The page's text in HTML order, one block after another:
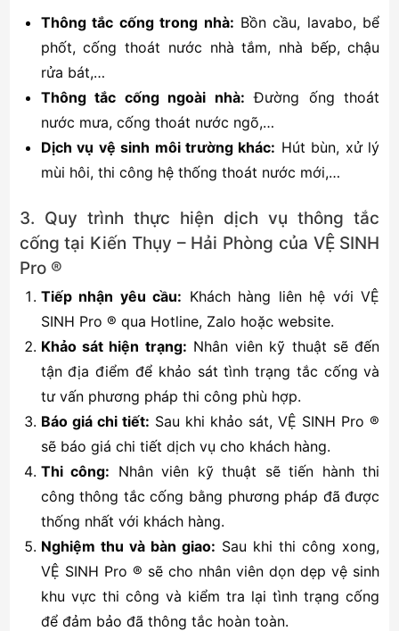
Thông tắc cống trong nhà: Bồn cầu, lavabo, bể
phốt, cống thoát nước nhà tắm, nhà bếp, chậu
rửa bát,…
Thông tắc cống ngoài nhà: Đường ống thoát
nước mưa, cống thoát nước ngõ,…
Dịch vụ vệ sinh môi trường khác: Hút bùn, xử lý
mùi hôi, thi công hệ thống thoát nước mới,…
3. Quy trình thực hiện dịch vụ thông tắc
cống tại Kiến Thụy – Hải Phòng của VỆ SINH
Pro ®
Tiếp nhận yêu cầu: Khách hàng liên hệ với VỆ
SINH Pro ® qua Hotline, Zalo hoặc website.
Khảo sát hiện trạng: Nhân viên kỹ thuật sẽ đến
tận địa điểm để khảo sát tình trạng tắc cống và
tư vấn phương pháp thi công phù hợp.
Báo giá chi tiết: Sau khi khảo sát, VỆ SINH Pro ®
sẽ báo giá chi tiết dịch vụ cho khách hàng.
Thi công: Nhân viên kỹ thuật sẽ tiến hành thi
công thông tắc cống bằng phương pháp đã được
thống nhất với khách hàng.
Nghiệm thu và bàn giao: Sau khi thi công xong,
VỆ SINH Pro ® sẽ cho nhân viên dọn dẹp vệ sinh
khu vực thi công và kiểm tra lại tình trạng cống
để đảm bảo đã thông tắc hoàn toàn.